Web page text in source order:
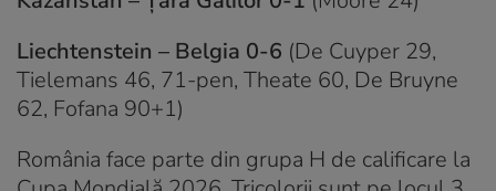
Liechtenstein – Belgia 0-6 (De Cuyper 29,
Tielemans 46, 71-pen, Theate 60, De Bruyne
62, Fofana 90+1)
România face parte din grupa H de calificare la